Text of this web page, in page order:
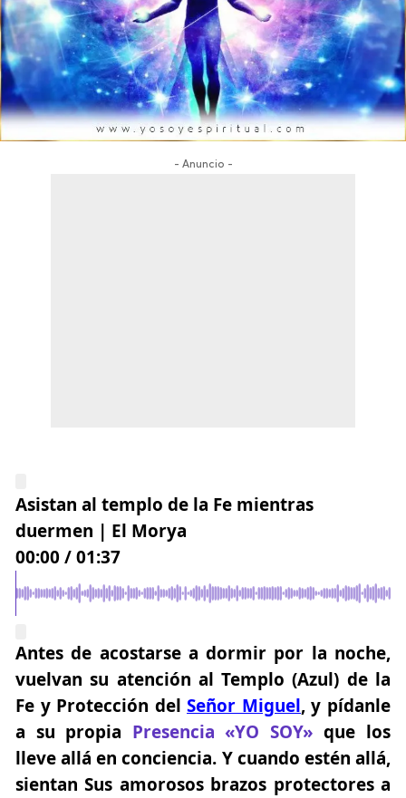
- Anuncio -
Asistan al templo de la Fe mientras
duermen | El Morya
00:00 /01:37
Antes de acostarse a dormir por la noche,
vuelvan su atención alTemplo (Azul) de la
Fe y Protección delSeñor Miguel, y pídanle
a su propia Presencia «YO SOY» que los
lleve allá en conciencia. Y cuando estén allá,
sientan Sus amorosos brazos protectores a